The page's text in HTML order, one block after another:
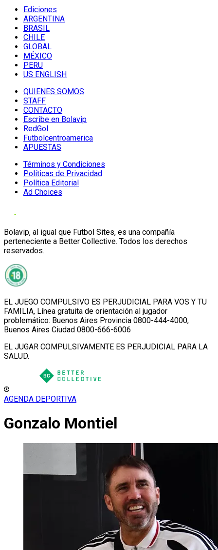
Ediciones
ARGENTINA
BRASIL
CHILE
GLOBAL
MÉXICO
PERU
US ENGLISH
QUIENES SOMOS
STAFF
CONTACTO
Escribe en Bolavip
RedGol
Futbolcentroamerica
APUESTAS
Términos y Condiciones
Políticas de Privacidad
Política Editorial
Ad Choices
Bolavip, al igual que Futbol Sites, es una compañía
perteneciente a Better Collective. Todos los derechos
reservados.
EL JUEGO COMPULSIVO ES PERJUDICIAL PARA VOS Y TU
FAMILIA, Línea gratuita de orientación al jugador
problemático: Buenos Aires Provincia 0800-444-4000,
Buenos Aires Ciudad 0800-666-6006
EL JUGAR COMPULSIVAMENTE ES PERJUDICIAL PARA LA
SALUD.
AGENDA DEPORTIVA
Gonzalo Montiel